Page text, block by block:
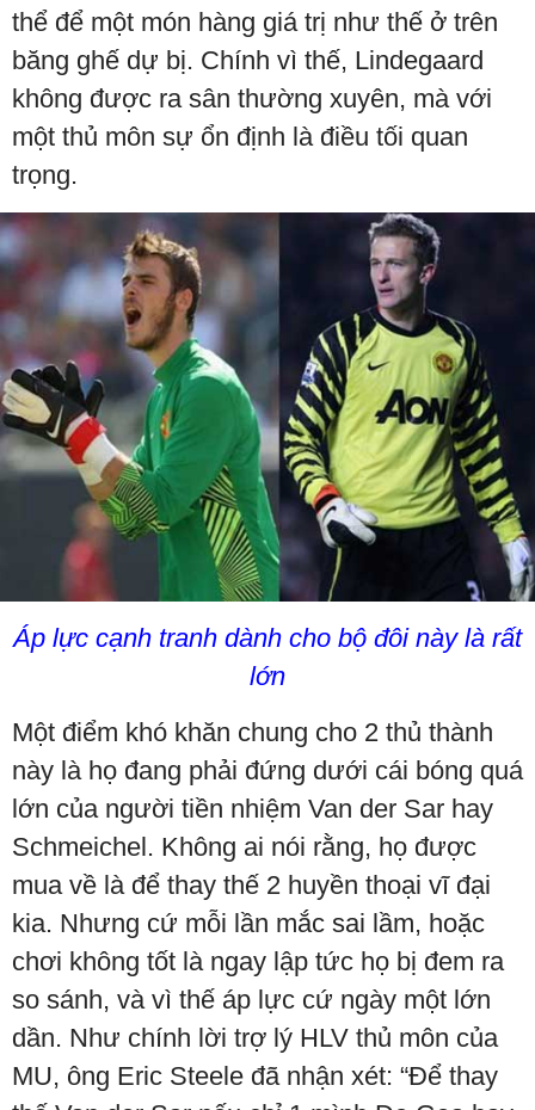
thể để một món hàng giá trị như thế ở trên
băng ghế dự bị. Chính vì thế, Lindegaard
không được ra sân thường xuyên, mà với
một thủ môn sự ổn định là điều tối quan
trọng.
Áp lực cạnh tranh dành cho bộ đôi này là rất
lớn
Một điểm khó khăn chung cho 2 thủ thành
này là họ đang phải đứng dưới cái bóng quá
lớn của người tiền nhiệm Van der Sar hay
Schmeichel. Không ai nói rằng, họ được
mua về là để thay thế 2 huyền thoại vĩ đại
kia. Nhưng cứ mỗi lần mắc sai lầm, hoặc
chơi không tốt là ngay lập tức họ bị đem ra
so sánh, và vì thế áp lực cứ ngày một lớn
dần. Như chính lời trợ lý HLV thủ môn của
MU, ông Eric Steele đã nhận xét: “Để thay